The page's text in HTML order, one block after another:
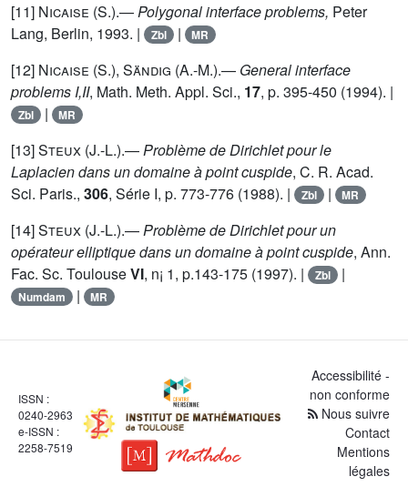
[11] Nicaise (S.).—Polygonal interface problems, Peter
Lang, Berlin, 1993. |
Zbl | MR
[12] Nicaise (S.), Sändig (A.-M.).— General interface
problems I,II, Math. Meth. Appl. Sci., 17, p. 395-450 (1994). |
Zbl | MR
[13]Steux (J.-L.).—Problème de Dirichlet pour le
Laplacien dans un domaine à point cuspide, C. R. Acad.
Sci. Paris., 306, Série I, p. 773-776 (1988). | Zbl | MR
[14]Steux (J.-L.).—Problème de Dirichlet pour un
opérateur elliptique dans un domaine à point cuspide, Ann.
Fac. Sc. ToulouseVI, n¡ 1, p.143-175 (1997). | Zbl |
Numdam | MR
ISSN :
0240-2963
e-ISSN :
2258-7519
Accessibilité -
non conforme
Nous suivre
Contact
Mentions
légales